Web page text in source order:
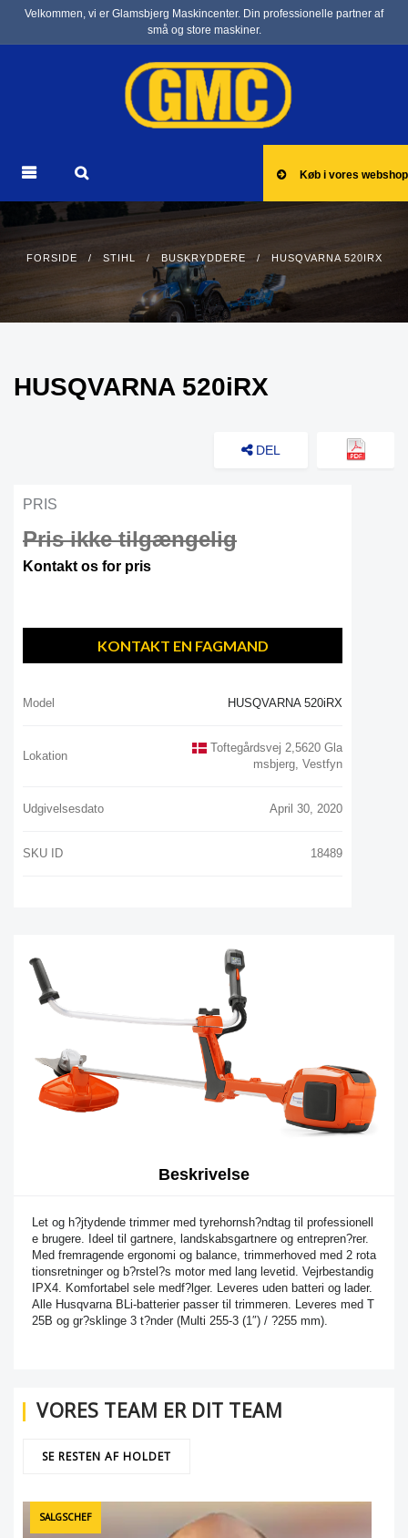
Velkommen, vi er Glamsbjerg Maskincenter. Din professionelle partner af
små og store maskiner.
Køb i vores webshop
FORSIDE / STIHL / BUSKRYDDERE / HUSQVARNA 520IRX
HUSQVARNA 520iRX
DEL
PRIS
Pris ikke tilgængelig
Kontakt os for pris
KONTAKT EN FAGMAND
Model HUSQVARNA 520iRX
Lokation
Toftegårdsvej 2,5620 Gla
Msbjerg, Vestfyn
Udgivelsesdato April 30, 2020
SKU ID 18489
Beskrivelse
Let og h?jtydende trimmer med tyrehornsh?ndtag til professionell
e brugere. Ideel til gartnere, landskabsgartnere og entrepren?rer.
Med fremragende ergonomi og balance, trimmerhoved med 2 rota
tionsretninger og b?rstel?s motor med lang levetid. Vejrbestandig
IPX4. Komfortabel sele medf?lger. Leveres uden batteri og lader.
Alle Husqvarna BLi-batterier passer til trimmeren. Leveres med T
25B og gr?sklinge 3 t?nder (Multi 255-3 (1″) / ?255 mm).
VORES TEAM ER DIT TEAM
SE RESTEN AF HOLDET
SALGSCHEF